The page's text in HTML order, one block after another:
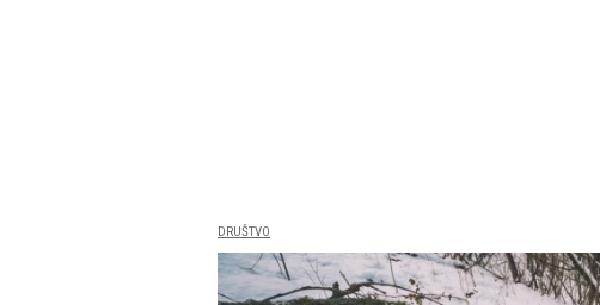
DRUŠTVO